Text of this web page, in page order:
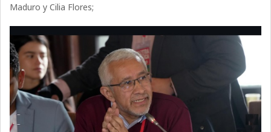
Maduro y Cilia Flores;